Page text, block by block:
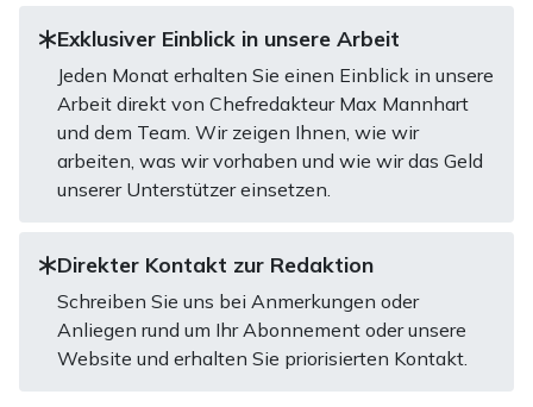
Exklusiver Einblick in unsere Arbeit
Jeden Monat erhalten Sie einen Einblick in unsere
Arbeit direkt von Chefredakteur Max Mannhart
und dem Team. Wir zeigen Ihnen, wie wir
arbeiten, was wir vorhaben und wie wir das Geld
unserer Unterstützer einsetzen.
Direkter Kontakt zur Redaktion
Schreiben Sie uns bei Anmerkungen oder
Anliegen rund um Ihr Abonnement oder unsere
Website und erhalten Sie priorisierten Kontakt.